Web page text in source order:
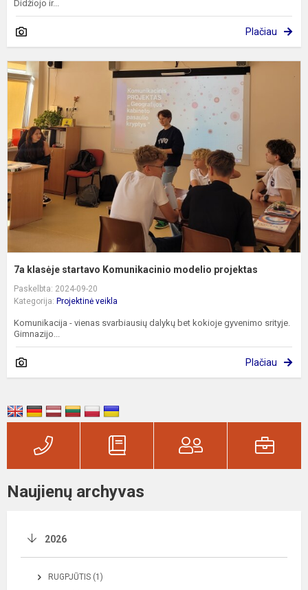
Didžiojo ir...
Plačiau
7a klasėje startavo Komunikacinio modelio projektas
Paskelbta: 2024-09-20
Kategorija: Projektinė veikla
Komunikacija - vienas svarbiausių dalykų bet kokioje gyvenimo srityje.
Gimnazijo...
Plačiau
Naujienų archyvas
2026
RUGPJŪTIS (1)